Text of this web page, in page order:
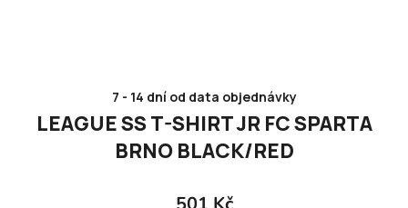
7 - 14 dní od data objednávky
LEAGUE SS T-SHIRT JR FC SPARTA
BRNO BLACK/RED